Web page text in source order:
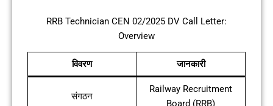
RRB Technician CEN 02/2025 DV Call Letter:
Overview
विवरण जानकारी
संगठन
Railway Recruitment
Board (RRB)